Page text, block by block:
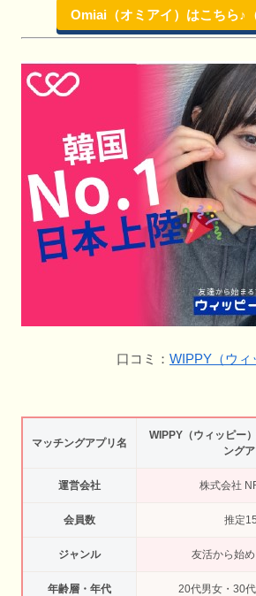
Omiai（オミアイ）はこちら♪
口コミ： WIPPY（ウィ
マッチングアプリ名
WIPPY（ウィッピー
ングア
運営会社 株式会社
会員数 推定
ジャンル 友活から始
年齢層・年代 20代男女・30